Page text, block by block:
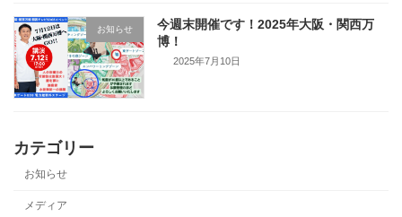
お知らせ
今週末開催です！2025年大阪・関西万
博！
2025年7月10日
カテゴリー
お知らせ
メディア